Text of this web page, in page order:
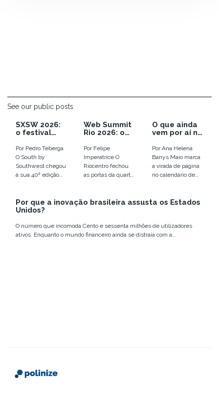
See our public posts
SXSW 2026:
o festival
as
tendências e
colocou o
humano em
xeque
Por Pedro Teberga
O South by
Southwest chegou
à sua 40ª edição
Web Summit
Rio 2026: o
euforia com
IA virou
disputa por
infraestrutur
Por Felipe
Imperatrice O
Riocentro fechou
as portas da quarta
números que
O que ainda
vem por aí no
de inovação
de 2026
Por Ana Helena
Banys Maio marca
a virada de página
no calendário de
inovação no
Por que a inovação brasileira assusta os Estados
Unidos?
O número que incomoda Cento e sessenta milhões de utilizadores
ativos. Enquanto o mundo financeiro ainda se distraía com a...